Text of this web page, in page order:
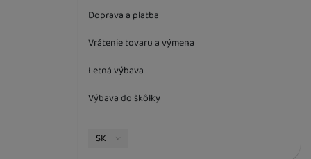
Doprava a platba
Vrátenie tovaru a výmena
Letná výbava
Výbava do škôlky
Jazyková verzia
SK